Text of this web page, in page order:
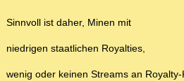
Sinnvoll ist daher, Minen mit
niedrigen staatlichen Royalties,
wenig oder keinen Streams an